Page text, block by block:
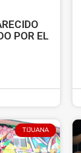
POR EL
TIJUANA